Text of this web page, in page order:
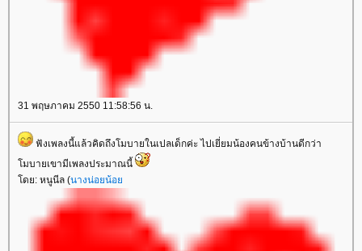
31 พฤษภาคม 2550 11:58:56 น.
ฟังเพลงนี้แล้วคิดถึงโมบายในเปลเด็กค่ะ ไปเยี่ยมน้องคนข้างบ้านดีกว่า
มบายเขามีเพลงประมาณนี้
ดย: หนูนีล (นางน่อยน้อ